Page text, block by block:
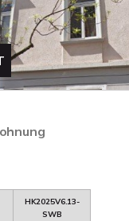
HK2025V6.13-
SWB